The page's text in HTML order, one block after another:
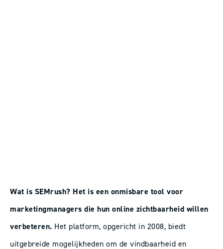
Wat is SEMrush? Het is een onmisbare tool voor
marketingmanagers die hun online zichtbaarheid willen
verbeteren. Het platform, opgericht in 2008, biedt
uitgebreide mogelijkheden om de vindbaarheid en